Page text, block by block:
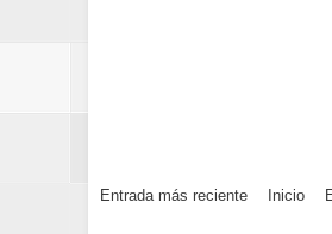
Entrada más reciente Inicio